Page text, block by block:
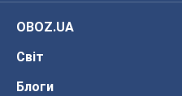
OBOZ.UA
Світ
Блоги